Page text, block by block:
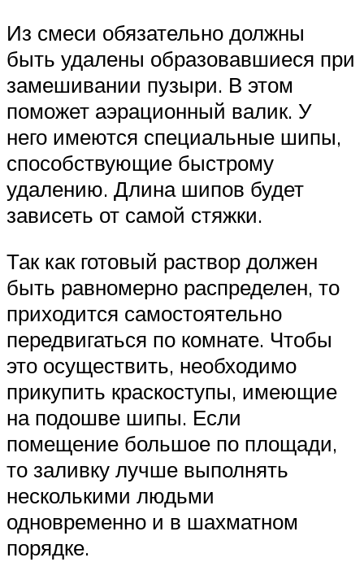
Из смеси обязательно должны
быть удалены образовавшиеся при
замешивании пузыри. В этом
поможет аэрационный валик. У
него имеются специальные шипы,
способствующие быстрому
удалению. Длина шипов будет
зависеть от самой стяжки.
Так как готовый раствор должен
быть равномерно распределен, то
приходится самостоятельно
передвигаться по комнате. Чтобы
это осуществить, необходимо
прикупить краскоступы, имеющие
на подошве шипы. Если
помещение большое по площади,
то заливку лучше выполнять
несколькими людьми
одновременно и в шахматном
порядке.